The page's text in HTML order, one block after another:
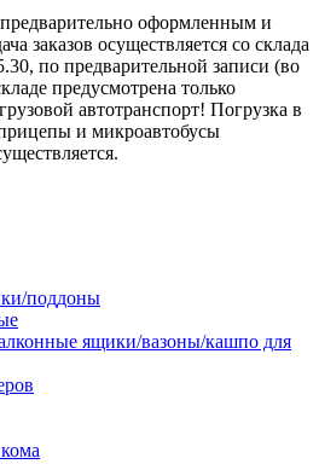
оформленным и
заказов осуществляется со склада
по предварительной записи (во
предусмотрена только
автотранспорт! Погрузка в
и микроавтобусы
поддоны
ящики/вазоны/кашпо для